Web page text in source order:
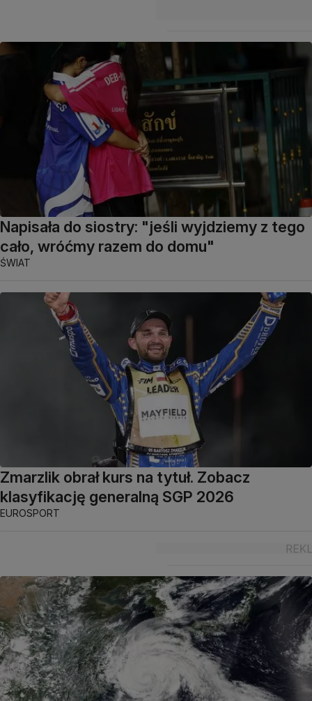
Napisała do siostry: "jeśli wyjdziemy z tego
cało, wróćmy razem do domu"
ŚWIAT
Zmarzlik obrał kurs na tytuł. Zobacz
klasyfikację generalną SGP 2026
EUROSPORT